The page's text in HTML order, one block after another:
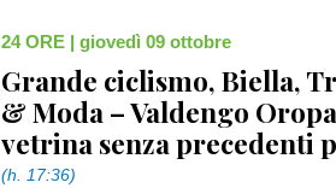
24 ORE | giovedì 09 ottobre
Grande ciclismo, Biella,
& Moda – Valdengo
vetrina senza precedenti
(h. 17:36)